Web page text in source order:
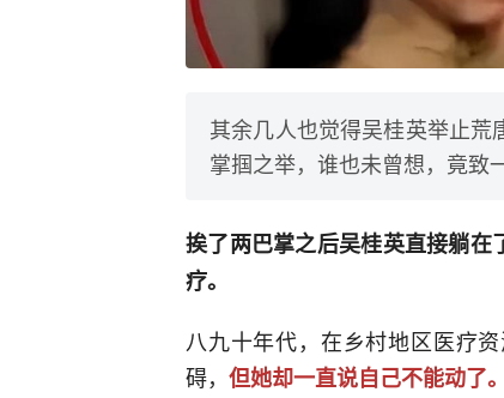
其余几人也觉得吴桂英举止
掌掴之举，谁也未曾想，竟致
挨了两巴掌之后吴桂英直接躺
疗。
八九十年代，在乡村地区医疗
碍， 但她却一直说自己不能动了。